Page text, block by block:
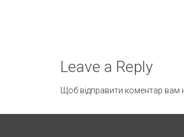
Leave a Reply
Щоб відправити коментар вам